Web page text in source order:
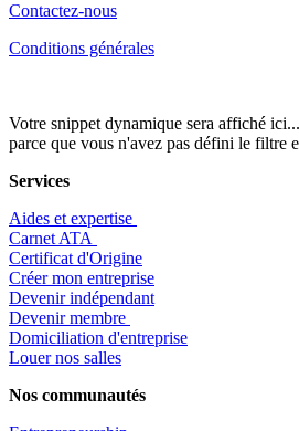
Contactez-nous
Conditions générales
Votre snippet dynamique sera affiché
parce que vous n'avez pas défini le filtre
Services
Aides et expertise
​Carnet ATA
Certificat d'Origine
Créer mon entreprise
Devenir indépendant
Devenir membre
​Domiciliation d'entreprise
Louer nos salles
Nos communautés